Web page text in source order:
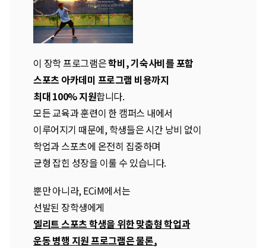
이 장학 프로그램은학비, 기숙사비를 포함
스포츠 아카데미 프로그램 비용까지
최대 100% 지원합니다.
모든 교육과 훈련이 한 캠퍼스 내에서
이루어지기 때문에, 학생들은 시간 낭비 없이
학업과 스포츠에 온전히 집중하며
균형 잡힌 성장을 이룰 수 있습니다.
뿐만 아니라, ECiM에서는
선발된 장학생에게
엘리트 스포츠 학생을 위한 맞춤형 학업과
운동 병행 지원 프로그램은 물론,